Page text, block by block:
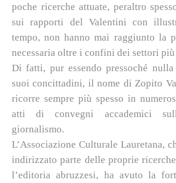
poche ricerche attuate, peraltro
sui rapporti del Valentini con
tempo, non hanno mai raggiunto la
necessaria oltre i confini dei settori
Di fatti, pur essendo pressoché
suoi concittadini, il nome di Zopito
ricorre sempre più spesso in
atti di convegni accademici
giornalismo.
L’Associazione Culturale Lauretana,
indirizzato parte delle proprie
l’editoria abruzzesi, ha avuto la